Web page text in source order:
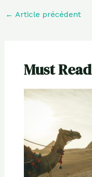
← Article précédent
Must Read